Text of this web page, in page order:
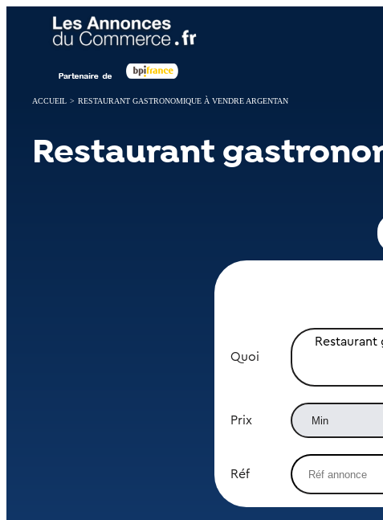
ACCUEIL > RESTAURANT GASTRONOMIQUE À VENDRE ARGENTAN
Restaurant
Quoi
Prix
Réf
Panneau de gestion des cookies